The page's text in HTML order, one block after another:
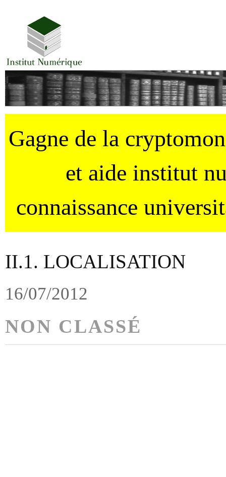
Gagne de la
et aide institut
connaissance
II.1. LOCALISATION
16/07/2012
NON CLASSÉ